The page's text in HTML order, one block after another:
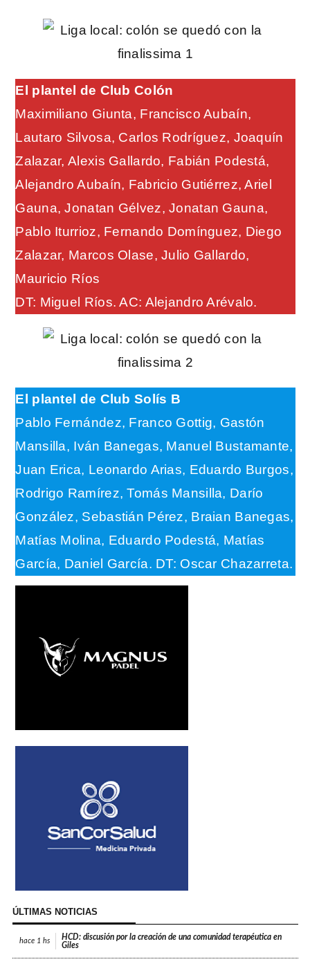
El plantel de Club Colón
Maximiliano Giunta, Francisco Aubaín,
Lautaro Silvosa, Carlos Rodríguez, Joaquín
Zalazar, Alexis Gallardo, Fabián Podestá,
Alejandro Aubaín, Fabricio Gutiérrez, Ariel
Gauna, Jonatan Gélvez, Jonatan Gauna,
Pablo Iturrioz, Fernando Domínguez, Diego
Zalazar, Marcos Olase, Julio Gallardo,
Mauricio Ríos
DT: Miguel Ríos. AC: Alejandro Arévalo.
El plantel de Club Solís B
Pablo Fernández, Franco Gottig, Gastón
Mansilla, Iván Banegas, Manuel Bustamante,
Juan Erica, Leonardo Arias, Eduardo Burgos,
Rodrigo Ramírez, Tomás Mansilla, Darío
González, Sebastián Pérez, Braian Banegas,
Matías Molina, Eduardo Podestá, Matías
García, Daniel García. DT: Oscar Chazarreta.
ÚLTIMAS NOTICIAS
hace 1 hs
HCD: discusión por la creación de una comunidad terapéutica en
Giles